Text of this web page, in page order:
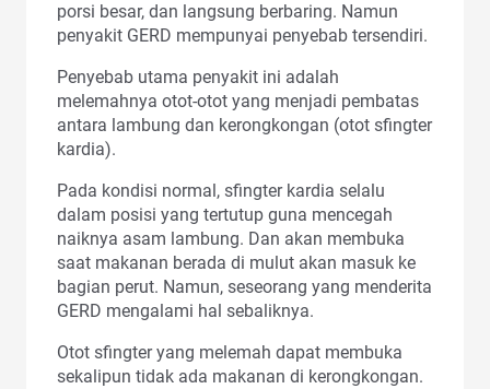
porsi besar, dan langsung berbaring. Namun
penyakit GERD mempunyai penyebab tersendiri.
Penyebab utama penyakit ini adalah
melemahnya otot-otot yang menjadi pembatas
antara lambung dan kerongkongan (otot sfingter
kardia).
Pada kondisi normal, sfingter kardia selalu
dalam posisi yang tertutup guna mencegah
naiknya asam lambung. Dan akan membuka
saat makanan berada di mulut akan masuk ke
bagian perut. Namun, seseorang yang menderita
GERD mengalami hal sebaliknya.
Otot sfingter yang melemah dapat membuka
sekalipun tidak ada makanan di kerongkongan.